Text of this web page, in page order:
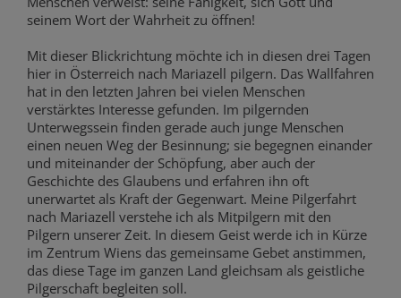
seinem Wort der Wahrheit zu öffnen!
Mit dieser Blickrichtung möchte ich in diesen drei Tagen
hier in Österreich nach Mariazell pilgern. Das Wallfahren
hat in den letzten Jahren bei vielen Menschen
verstärktes Interesse gefunden. Im pilgernden
Unterwegssein finden gerade auch junge Menschen
einen neuen Weg der Besinnung; sie begegnen einander
und miteinander der Schöpfung, aber auch der
Geschichte des Glaubens und erfahren ihn oft
unerwartet als Kraft der Gegenwart. Meine Pilgerfahrt
nach Mariazell verstehe ich als Mitpilgern mit den
Pilgern unserer Zeit. In diesem Geist werde ich in Kürze
im Zentrum Wiens das gemeinsame Gebet anstimmen,
das diese Tage im ganzen Land gleichsam als geistliche
Pilgerschaft begleiten soll.